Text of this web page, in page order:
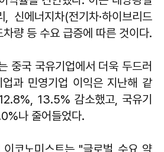
신에너지차(전기차·하이브리드
차량 등 수요 급증에 따른 것이다.
중국 국유기업에서 더욱 두드러
과 민영기업 이익은 지난해 같
13.5% 감소했고, 국유기
나 줄어들었다.
코노미스트는 "글로벌 수요 약